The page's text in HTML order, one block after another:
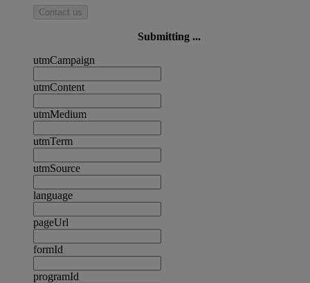
Contact us
Submitting ...
utmCampaign
utmContent
utmMedium
utmTerm
utmSource
language
pageUrl
formId
programId